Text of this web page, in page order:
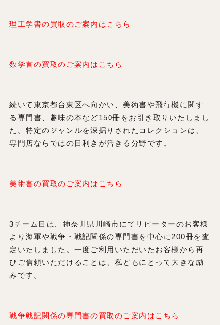
理工学書の買取のご案内はこちら
数学書の買取のご案内はこちら
続いて東京都台東区へ向かい、美術書や飛行機に関す
る専門書、趣味の本など150冊をお引き取りいたしまし
た。特定のジャンルを深掘りされたコレクションは、
専門店ならではの目利きが活きる分野です。
美術書の買取のご案内はこちら
3チーム目は、神奈川県川崎市にてリピーターのお客様
より海軍や戦争・戦記関係の専門書を中心に200冊を査
定いたしました。一度ご利用いただいたお客様から再
びご信頼いただけることは、私どもにとって大きな励
みです。
戦争戦記関係の専門書の買取のご案内はこちら